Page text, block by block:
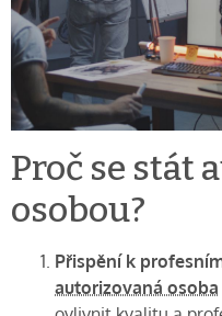
Proč se stát
osobou?
Přispění k
autorizovaná osoba